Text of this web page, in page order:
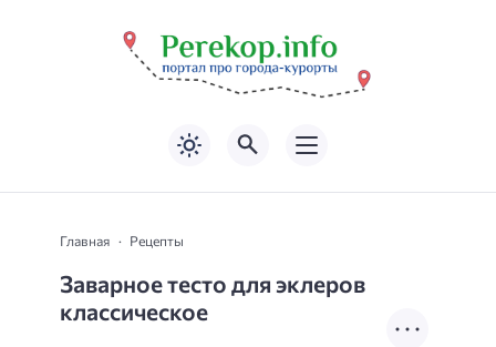
Главная Рецепты
Заварное тесто для эклеров
классическое